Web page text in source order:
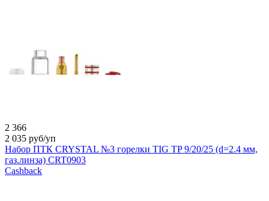
2 366
2 035 руб/уп
Набор ПТК CRYSTAL №3 горелки TIG TP 9/20/25 (d=2.4 мм,
газ.линза) CRT0903
Cashback